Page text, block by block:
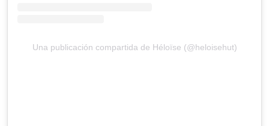
Una publicación compartida de Héloïse (@heloisehut)